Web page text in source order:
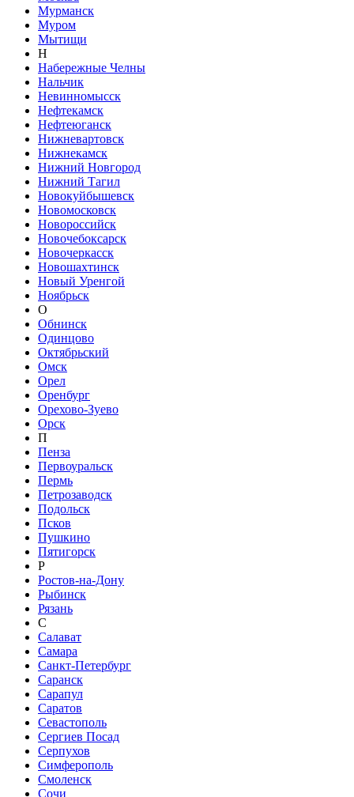
Мурманск
Муром
Мытищи
Н
Набережные Челны
Нальчик
Невинномысск
Нефтекамск
Нефтеюганск
Нижневартовск
Нижнекамск
Нижний Новгород
Нижний Тагил
Новокуйбышевск
Новомосковск
Новороссийск
Новочебоксарск
Новочеркасск
Новошахтинск
Новый Уренгой
Ноябрьск
О
Обнинск
Одинцово
Октябрьский
Омск
Орел
Оренбург
Орехово-Зуево
Орск
П
Пенза
Первоуральск
Пермь
Петрозаводск
Подольск
Псков
Пушкино
Пятигорск
Р
Ростов-на-Дону
Рыбинск
Рязань
С
Салават
Самара
Санкт-Петербург
Саранск
Сарапул
Саратов
Севастополь
Сергиев Посад
Серпухов
Симферополь
Смоленск
Сочи